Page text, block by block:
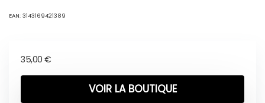
EAN: 3143169421389
35,00 €
VOIR LA BOUTIQUE